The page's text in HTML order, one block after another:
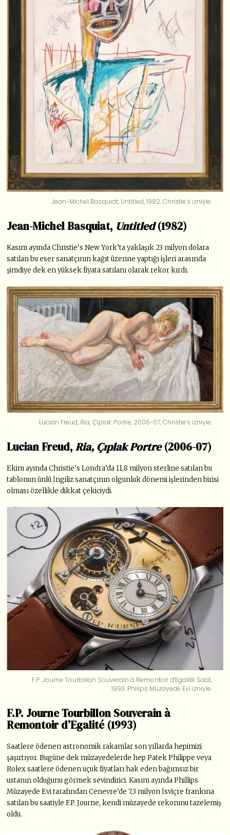
Jean-Michel Basquiat, Untitled, 1982. Christie’s izniyle.
Jean-Michel Basquiat, Untitled(1982)
Kasım ayında Christie’s New York’ta yaklaşık 23 milyon dolara
satılan bu eser sanatçının kağıt üzerine yaptığı işleri arasında
şimdiye dek en yüksek fiyata satılanı olarak rekor kırdı.
Lucian Freud,Ria, Çıplak Portre, 2006-07, Christie’s izniyle.
Lucian Freud,Ria, Çıplak Portre(2006-07)
Ekim ayında Christie’s Londra’da 11,8 milyon sterline satılan bu
tablonun ünlü İngiliz sanatçının olgunluk dönemi işlerinden birisi
olması özellikle dikkat çekiciydi.
F.P. Journe Tourbillon Souverain à Remontoir d’Egalité Saat,
1993. Philips Müzayede Evi izniyle.
F.P. Journe Tourbillon Souverain à
Remontoir d’Egalité (1993)
Saatlere ödenen astronomik rakamlar son yıllarda hepimizi
şaşırtıyor. Bugüne dek müzayedelerde hep Patek Philippe veya
Rolex saatlere ödenen uçuk fiyatları hak eden bağımsız bir
ustanın olduğunu görmek sevindirici. Kasım ayında Phillips
Müzayede Evi tarafından Cenevre’de 7,3 milyon İsviçre frankına
satılan bu saatiyle F.P. Journe, kendi müzayede rekorunu tazelemiş
oldu.